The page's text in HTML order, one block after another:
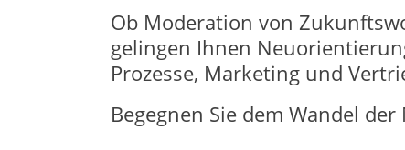
Ob Moderation von
gelingen Ihnen
Prozesse, Marketing und
Begegnen Sie dem Wandel